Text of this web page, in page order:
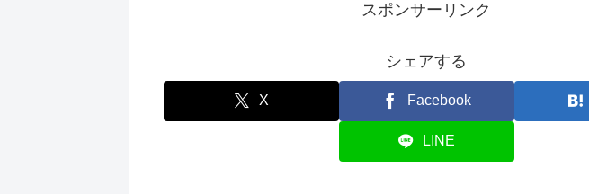
スポンサーリンク
シェアする
X Facebook
LINE